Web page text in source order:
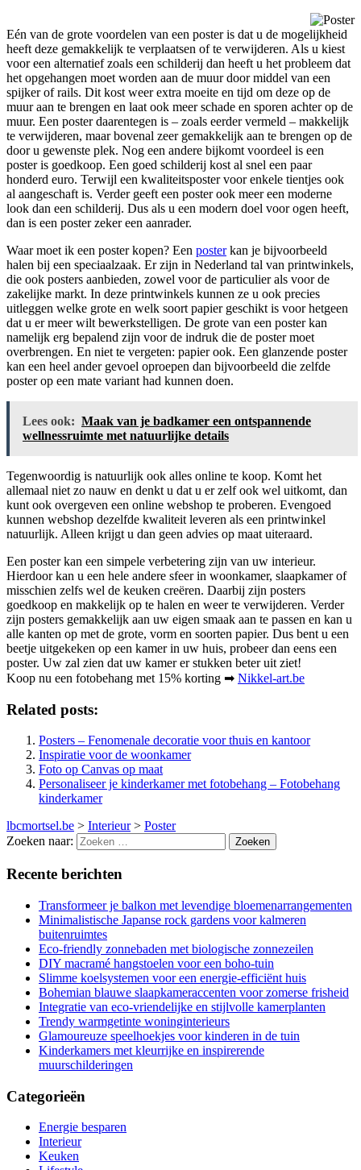
Eén van de grote voordelen van een poster is dat u de mogelijkheid
heeft deze gemakkelijk te verplaatsen of te verwijderen. Als u kiest
voor een alternatief zoals een schilderij dan heeft u het probleem dat
het opgehangen moet worden aan de muur door middel van een
spijker of rails. Dit kost weer extra moeite en tijd om deze op de
muur aan te brengen en laat ook meer schade en sporen achter op de
muur. Een poster daarentegen is – zoals eerder vermeld – makkelijk
te verwijderen, maar bovenal zeer gemakkelijk aan te brengen op de
door u gewenste plek. Nog een andere bijkomt voordeel is een
poster is goedkoop. Een goed schilderij kost al snel een paar
honderd euro. Terwijl een kwaliteitsposter voor enkele tientjes ook
al aangeschaft is. Verder geeft een poster ook meer een moderne
look dan een schilderij. Dus als u een modern doel voor ogen heeft,
dan is een poster zeker een aanrader.
Waar moet ik een poster kopen? Een posterkan je bijvoorbeeld
halen bij een speciaalzaak. Er zijn in Nederland tal van printwinkels,
die ook posters aanbieden, zowel voor de particulier als voor de
zakelijke markt. In deze printwinkels kunnen ze u ook precies
uitleggen welke grote en welk soort papier geschikt is voor hetgeen
dat u er meer wilt bewerkstelligen. De grote van een poster kan
namelijk erg bepalend zijn voor de indruk die de poster moet
overbrengen. En niet te vergeten: papier ook. Een glanzende poster
kan een heel ander gevoel oproepen dan bijvoorbeeld die zelfde
poster op een mate variant had kunnen doen.
Lees ook: Maak van je badkamer een ontspannende
wellnessruimte met natuurlijke details
Tegenwoordig is natuurlijk ook alles online te koop. Komt het
allemaal niet zo nauw en denkt u dat u er zelf ook wel uitkomt, dan
kunt ook overgeven een online webshop te proberen. Evengoed
kunnen webshop dezelfde kwaliteit leveren als een printwinkel
natuurlijk. Alleen krijgt u dan geen advies op maat uiteraard.
Een poster kan een simpele verbetering zijn van uw interieur.
Hierdoor kan u een hele andere sfeer in woonkamer, slaapkamer of
misschien zelfs wel de keuken creëren. Daarbij zijn posters
goedkoop en makkelijk op te halen en weer te verwijderen. Verder
zijn posters gemakkelijk aan uw eigen smaak aan te passen en kan u
alle kanten op met de grote, vorm en soorten papier. Dus bent u een
beetje uitgekeken op een kamer in uw huis, probeer dan eens een
poster. Uw zal zien dat uw kamer er stukken beter uit ziet!
Koop nu een fotobehang met 15% korting ➡ Nikkel-art.be
Related posts:
Posters – Fenomenale decoratie voor thuis en kantoor
Inspiratie voor de woonkamer
Foto op Canvas op maat
Personaliseer je kinderkamer met fotobehang – Fotobehang
kinderkamer
lbcmortsel.be > Interieur> Poster
Zoeken naar:
Recente berichten
Transformeer je balkon met levendige bloemenarrangementen
Minimalistische Japanse rock gardens voor kalmeren
buitenruimtes
Eco-friendly zonnebaden met biologische zonnezeilen
DIY macramé hangstoelen voor een boho-tuin
Slimme koelsystemen voor een energie-efficiënt huis
Bohemian blauwe slaapkameraccenten voor zomerse frisheid
Integratie van eco-vriendelijke en stijlvolle kamerplanten
Trendy warmgetinte woninginterieurs
Glamoureuze speelhoekjes voor kinderen in de tuin
Kinderkamers met kleurrijke en inspirerende
muurschilderingen
Categorieën
Energie besparen
Interieur
Keuken